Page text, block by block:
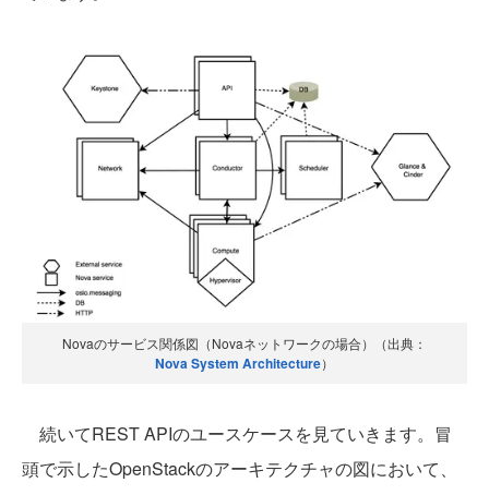
Novaのサービス関係図（Novaネットワークの場合）（出典：
Nova System Architecture）
続いてREST APIのユースケースを見ていきます。冒
頭で示したOpenStackのアーキテクチャの図において、